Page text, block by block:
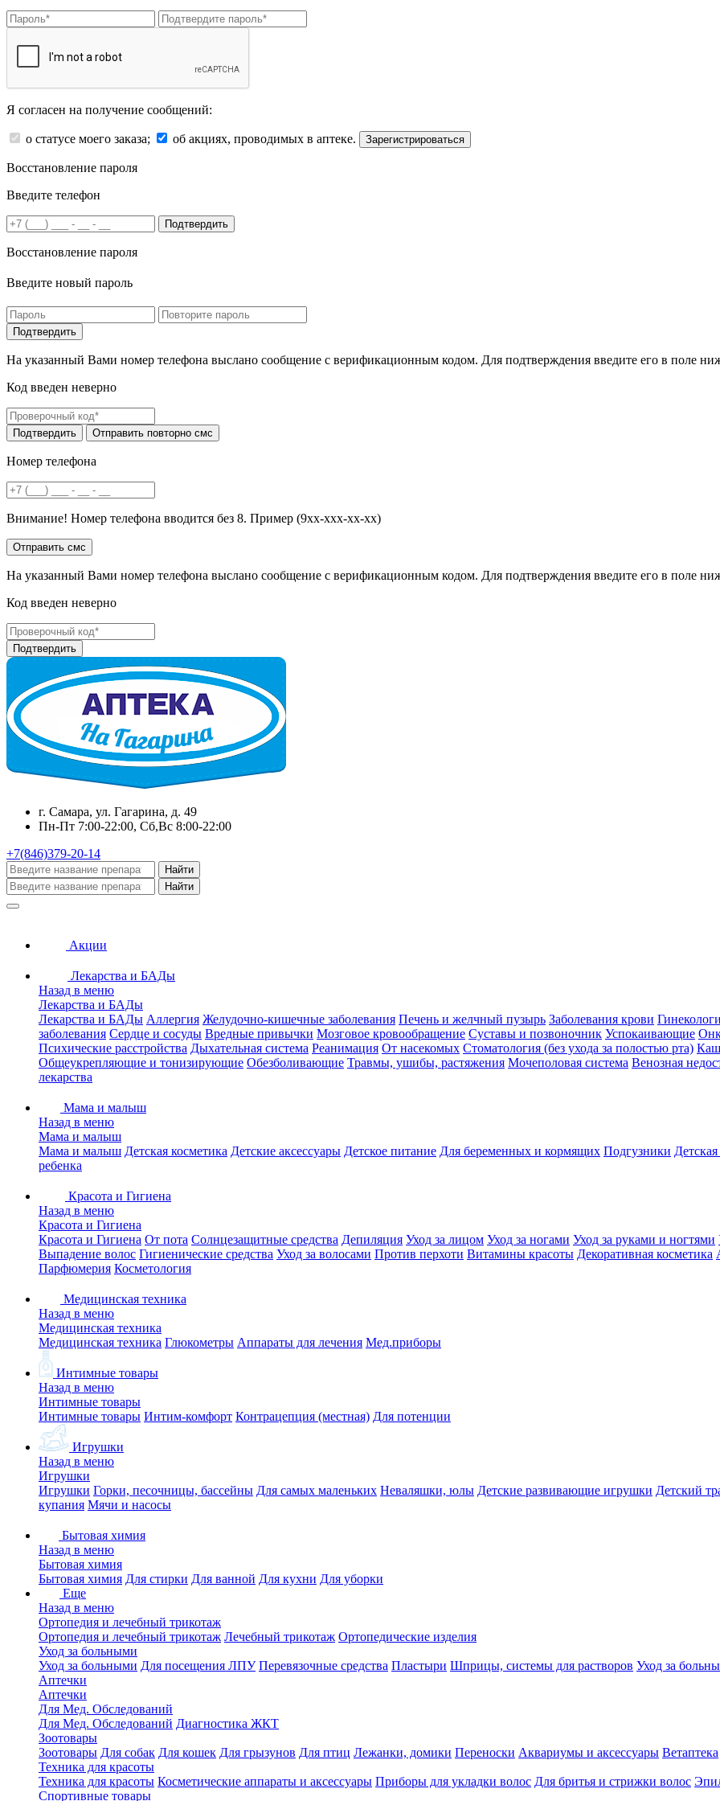
Я согласен на получение сообщений:
о статусе моего заказа; об акциях, проводимых в аптеке. Зарегистрироваться
Восстановление пароля
Введите телефон
Подтвердить
Восстановление пароля
Введите новый пароль
На указанный Вами номер телефона выслано сообщение с верификационным кодом. Для подтверждения введите его в поле
Код введен неверно
Номер телефона
Внимание! Номер телефона вводится без 8. Пример (9хх-ххх-хх-хх)
На указанный Вами номер телефона выслано сообщение с верификационным кодом. Для подтверждения введите его в поле
Код введен неверно
г. Самара, ул. Гагарина, д. 49
Пн-Пт 7:00-22:00, Сб,Вс 8:00-22:00
+7(846)379-20-14
Найти
Найти
Акции
Лекарства и БАДы
Назад в меню
Лекарства и БАДы
Лекарства и БАДы Аллергия Желудочно-кишечные заболевания Печень и желчный пузырь Заболевания крови
заболевания Сердце и сосуды Вредные привычки Мозговое кровообращение Суставы и позвоночник Успокаивающие
Психические расстройства Дыхательная система Реанимация От насекомых Стоматология (без ухода за полостью рта)
Общеукрепляющие и тонизирующие Обезболивающие Травмы, ушибы, растяжения Мочеполовая система Венозная
лекарства
Мама и малыш
Назад в меню
Мама и малыш
Мама и малыш Детская косметика Детские аксессуары Детское питание Для беременных и кормящих Подгузники
ребенка
Красота и Гигиена
Назад в меню
Красота и Гигиена
Красота и Гигиена От пота Солнцезащитные средства Депиляция Уход за лицом Уход за ногами Уход за руками и ногтями
Выпадение волос Гигиенические средства Уход за волосами Против перхоти Витамины красоты Декоративная косметика
Парфюмерия Косметология
Медицинская техника
Назад в меню
Медицинская техника
Медицинская техника Глюкометры Аппараты для лечения Мед.приборы
Интимные товары
Назад в меню
Интимные товары
Интимные товары Интим-комфорт Контрацепция (местная) Для потенции
Игрушки
Назад в меню
Игрушки
Игрушки Горки, песочницы, бассейны Для самых маленьких Неваляшки, юлы Детские развивающие игрушки Детский
купания Мячи и насосы
Бытовая химия
Назад в меню
Бытовая химия
Бытовая химия Для стирки Для ванной Для кухни Для уборки
Еще
Назад в меню
Ортопедия и лечебный трикотаж
Ортопедия и лечебный трикотаж Лечебный трикотаж Ортопедические изделия
Уход за больными
Уход за больными Для посещения ЛПУ Перевязочные средства Пластыри Шприцы, системы для растворов Уход за
Аптечки
Аптечки
Для Мед. Обследований
Для Мед. Обследований Диагностика ЖКТ
Зоотовары
Зоотовары Для собак Для кошек Для грызунов Для птиц Лежанки, домики Переноски Аквариумы и аксессуары Ветаптека
Техника для красоты
Техника для красоты Косметические аппараты и аксессуары Приборы для укладки волос Для бритья и стрижки волос
Спортивные товары